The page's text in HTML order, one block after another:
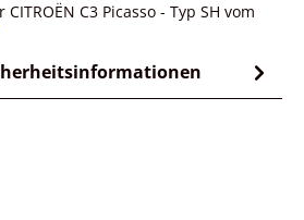
C3 Picasso - Typ SH vom